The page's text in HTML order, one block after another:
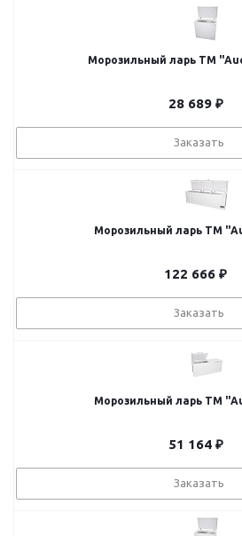
Морозильный ларь ТМ
28 689₽
Заказать
Морозильный ларь ТМ
122 666 ₽
Заказать
Морозильный ларь ТМ
51 164₽
Заказать